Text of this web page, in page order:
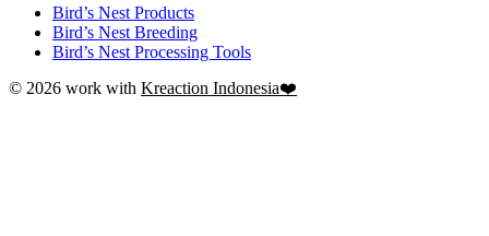
Bird’s Nest Products
Bird’s Nest Breeding
Bird’s Nest Processing Tools
© 2026 work with Kreaction Indonesia❤️